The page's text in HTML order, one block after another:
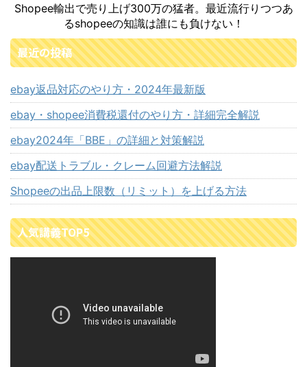
Shopee輸出で売り上げ300万の猛者。最近流行りつつあ
るshopeeの知識は誰にも負けない！
最近の投稿
ebay返品対応のやり方・2024年最新版
ebay・shopee消費税還付のやり方・詳細完全解説
ebay2024年「BBE」の詳細と対策解説
ebay配送トラブル・クレーム回避方法解説
Shopeeの出品上限数（リミット）を上げる方法
人気講義TOP5